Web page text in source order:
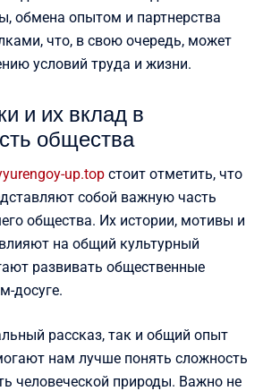
обмена опытом и партнерства
что, в свою очередь, может
условий труда и жизни.
и их вклад в
общества
up.top стоит отметить, что
собой важную часть
общества. Их истории, мотивы и
на общий культурный
развивать общественные
досуге.
рассказ, так и общий опыт
нам лучше понять сложность
человеческой природы. Важно не